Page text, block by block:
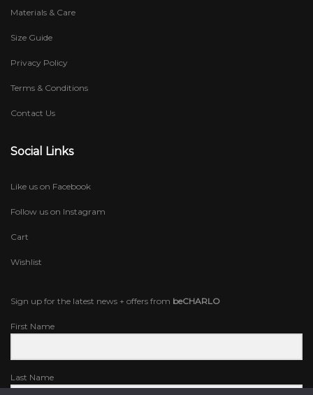
Materials & Care
Size Guide
Privacy Policy
Terms & Conditions
Contact Us
Social Links
Like us on Facebook
Follow us on Instagram
Cart
Wishlist
Sign up for the latest news + offers from beCHARLO
First Name
Last Name